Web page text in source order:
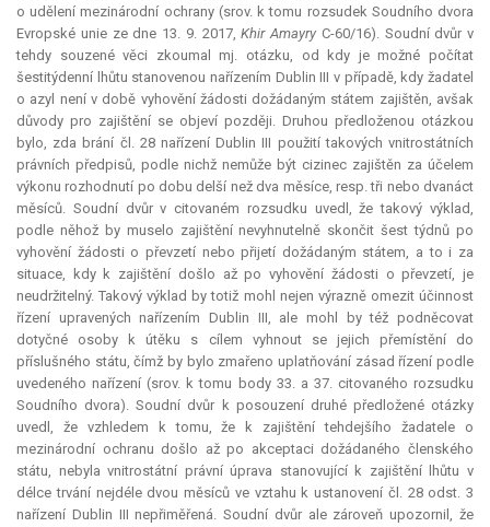
o udělení mezinárodní ochrany (srov. k tomu rozsudek Soudního dvora
Evropské unie ze dne 13. 9. 2017,Khir Amayry C-60/16). Soudní dvůr v
tehdy souzené věci zkoumal mj. otázku, od kdy je možné počítat
šestitýdenní lhůtu stanovenou nařízením Dublin III v případě, kdy žadatel
o azyl není v době vyhovění žádosti dožádaným státem zajištěn, avšak
důvody pro zajištění se objeví později. Druhou předloženou otázkou
bylo, zda brání čl. 28 nařízení Dublin III použití takových vnitrostátních
právních předpisů, podle nichž nemůže být cizinec zajištěn za účelem
výkonu rozhodnutí po dobu delší než dva měsíce, resp. tři nebo dvanáct
měsíců. Soudní dvůr v citovaném rozsudku uvedl, že takový výklad,
podle něhož by muselo zajištění nevyhnutelně skončit šest týdnů po
vyhovění žádosti o převzetí nebo přijetí dožádaným státem, a to i za
situace, kdy k zajištění došlo až po vyhovění žádosti o převzetí, je
neudržitelný. Takový výklad by totiž mohl nejen výrazně omezit účinnost
řízení upravených nařízením Dublin III, ale mohl by též podněcovat
dotyčné osoby k útěku s cílem vyhnout se jejich přemístění do
příslušného státu, čímž by bylo zmařeno uplatňování zásad řízení podle
uvedeného nařízení (srov. k tomu body 33. a 37. citovaného rozsudku
Soudního dvora). Soudní dvůr k posouzení druhé předložené otázky
uvedl, že vzhledem k tomu, že k zajištění tehdejšího žadatele o
mezinárodní ochranu došlo až po akceptaci dožádaného členského
státu, nebyla vnitrostátní právní úprava stanovující k zajištění lhůtu v
délce trvání nejdéle dvou měsíců ve vztahu k ustanovení čl. 28 odst. 3
nařízení Dublin III nepřiměřená. Soudní dvůr ale zároveň upozornil, že